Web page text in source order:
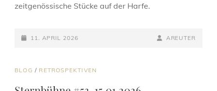
zeitgenössische Stücke auf der Harfe.
POSTED-
11. APRIL 2026
BY
BYLINE
AREUTER
CAT
BLOG / RETROSPEKTIVEN